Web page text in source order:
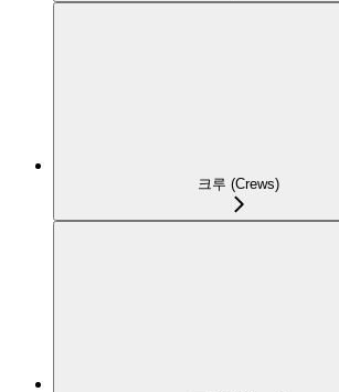
크루 (Crews)